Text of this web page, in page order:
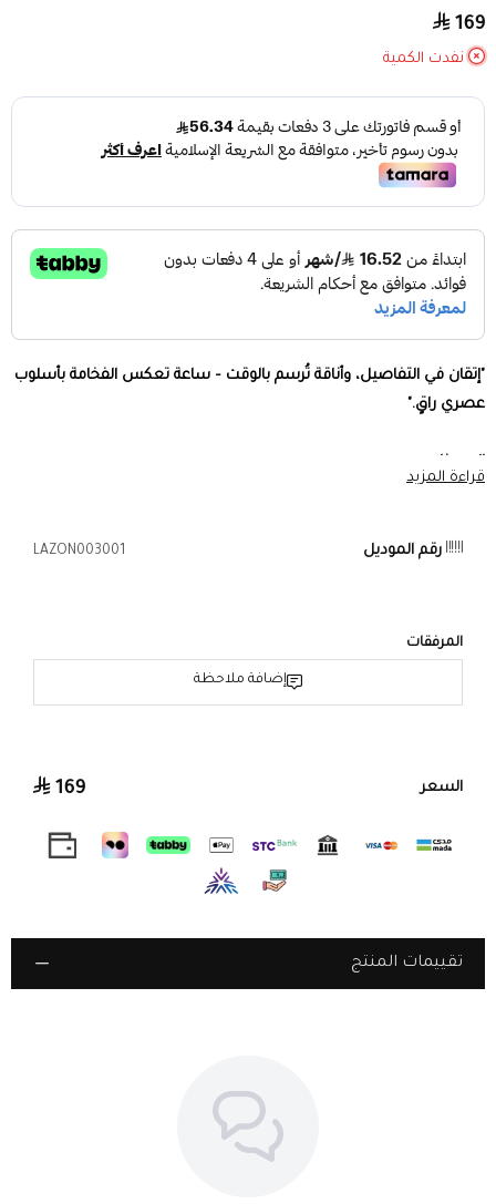
169
نفدت الكمية
"إتقان في التفاصيل، وأناقة تُرسم بالوقت – ساعة تعكس الفخامة بأسلوب
عصري راقٍ."
سوار ستانلس ستيل مصقول ومتين– مقاوم للصدأ والخدوش، مصمم
ليحافظ على مظهره الفاخر مع مرور الوقت.
أثناء يومك أو خلال الوضوء.
– أداء ثابت يضمن ضبط الوقت بدقة متناهية.
تغليف فاخر– علبة أنيقة مثالية للإهداء، مع أداة مخصصة لضبط السوار
– خيار مثالي لإضافة لمسة فاخرة إلى إطلالتك أو
لتقديمها كهدية فخمة لشخص مميز.
قراءة المزيد
رقم الموديل LAZON003001
المرفقات
إضافة ملاحظة
السعر 169
تقييمات المنتج